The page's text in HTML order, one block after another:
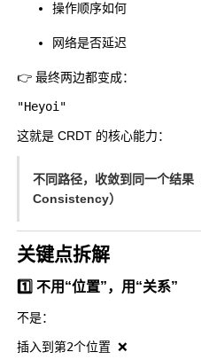
操作顺序如何
网络是否延迟
👉 最终两边都变成：
这就是 CRDT 的核心能力：
不同路径，收敛到同一个结
Consistency）
关键点拆解
1️⃣ 不用“位置”，用“关系”
不是：